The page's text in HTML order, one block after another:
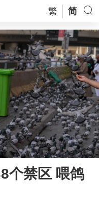
繁 简
个禁区 喂鸽